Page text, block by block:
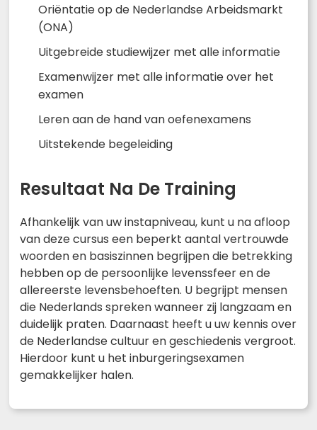
Oriëntatie op de Nederlandse Arbeidsmarkt
(ONA)
Uitgebreide studiewijzer met alle informatie
Examenwijzer met alle informatie over het
examen
Leren aan de hand van oefenexamens
Uitstekende begeleiding
Resultaat Na De Training
Afhankelijk van uw instapniveau, kunt u na afloop
van deze cursus een beperkt aantal vertrouwde
woorden en basiszinnen begrijpen die betrekking
hebben op de persoonlijke levenssfeer en de
allereerste levensbehoeften. U begrijpt mensen
die Nederlands spreken wanneer zij langzaam en
duidelijk praten. Daarnaast heeft u uw kennis over
de Nederlandse cultuur en geschiedenis vergroot.
Hierdoor kunt u het inburgeringsexamen
gemakkelijker halen.